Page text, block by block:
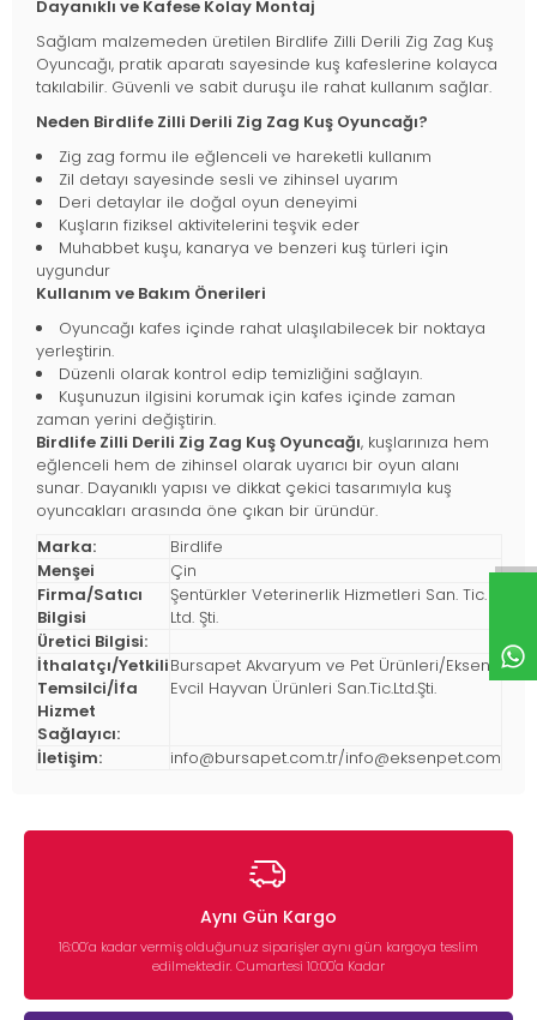
Dayanıklı ve Kafese Kolay Montaj
Sağlam malzemeden üretilen Birdlife Zilli Derili Zig Zag Kuş
Oyuncağı, pratik aparatı sayesinde kuş kafeslerine kolayca
takılabilir. Güvenli ve sabit duruşu ile rahat kullanım sağlar.
Neden Birdlife Zilli Derili Zig Zag Kuş Oyuncağı?
Zig zag formu ile eğlenceli ve hareketli kullanım
Zil detayı sayesinde sesli ve zihinsel uyarım
Deri detaylar ile doğal oyun deneyimi
Kuşların fiziksel aktivitelerini teşvik eder
Muhabbet kuşu, kanarya ve benzeri kuş türleri için
uygundur
Kullanım ve Bakım Önerileri
Oyuncağı kafes içinde rahat ulaşılabilecek bir noktaya
yerleştirin.
Düzenli olarak kontrol edip temizliğini sağlayın.
Kuşunuzun ilgisini korumak için kafes içinde zaman
zaman yerini değiştirin.
Birdlife Zilli Derili Zig Zag Kuş Oyuncağı, kuşlarınıza hem
eğlenceli hem de zihinsel olarak uyarıcı bir oyun alanı
sunar. Dayanıklı yapısı ve dikkat çekici tasarımıyla kuş
oyuncakları arasında öne çıkan bir üründür.
Marka:
Birdlife
Menşei
Çin
Firma/Satıcı
Bilgisi
Şentürkler Veterinerlik Hizmetleri San. Tic.
Ltd. Şti.
Üretici Bilgisi:
İthalatçı/Yetkili
Temsilci/İfa
Hizmet
Sağlayıcı:
Bursapet Akvaryum ve Pet Ürünleri/Eksen
Evcil Hayvan Ürünleri San.Tic.Ltd.Şti.
İletişim: info@bursapet.com.tr/info@eksenpet.com
Aynı Gün Kargo
16:00’a kadar vermiş olduğunuz siparişler aynı gün kargoya teslim
edilmektedir. Cumartesi 10:00'a Kadar